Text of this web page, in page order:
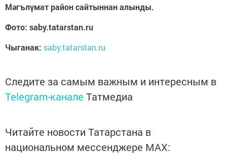
Мәгълүмат район сайтыннан алынды.
Фото: saby.tatarstan.ru
Чыганак: saby.tatarstan.ru
Следите за самым важным и интересным в
Telegram-канале Татмедиа
Читайте новости Татарстана в
национальном мессенджере MАХ: